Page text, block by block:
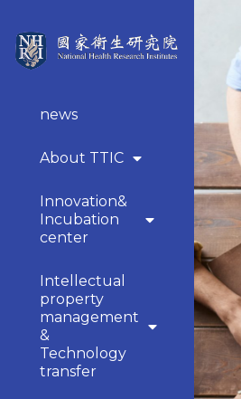
news
About TTIC
Innovation&
Incubation
center
Intellectual
property
management
&
Technology
transfer